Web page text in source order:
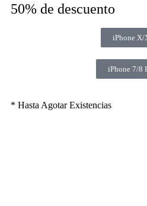
50% de descuento
iPhone X/
iPhone 7/8
* Hasta Agotar Existencias